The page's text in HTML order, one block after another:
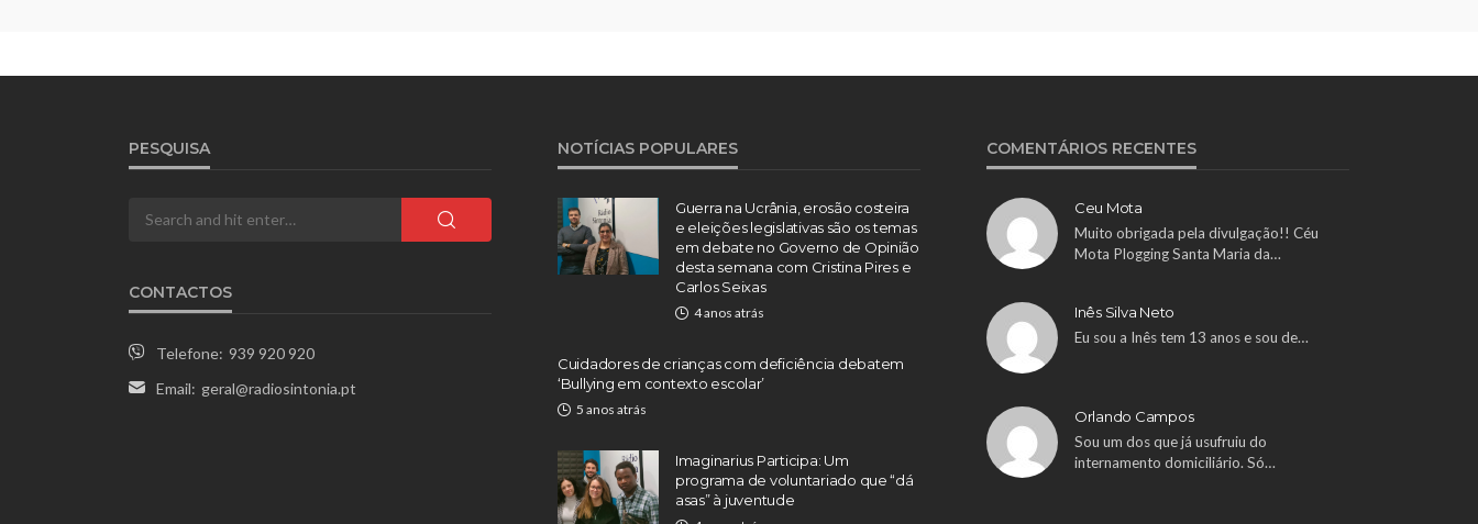
PESQUISA
CONTACTOS
Telefone: 939 920 920
Email: geral@radiosintonia.pt
NOTÍCIAS POPULARES
Guerra na Ucrânia, erosão costeira
e eleições legislativas são os temas
em debate no Governo de Opinião
desta semana com Cristina Pires e
Carlos Seixas
4 anos atrás
Cuidadores de crianças com deficiência debatem
‘Bullying em contexto escolar’
5 anos atrás
Imaginarius Participa: Um
programa de voluntariado que “dá
asas” à juventude
COMENTÁRIOS RECENTES
Ceu Mota
Muito obrigada pela divulgação!! Céu
Mota Plogging Santa Maria da…
Inês Silva Neto
Eu sou a Inês tem 13 anos e sou de…
Orlando Campos
Sou um dos que já usufruiu do
internamento domiciliário. Só…